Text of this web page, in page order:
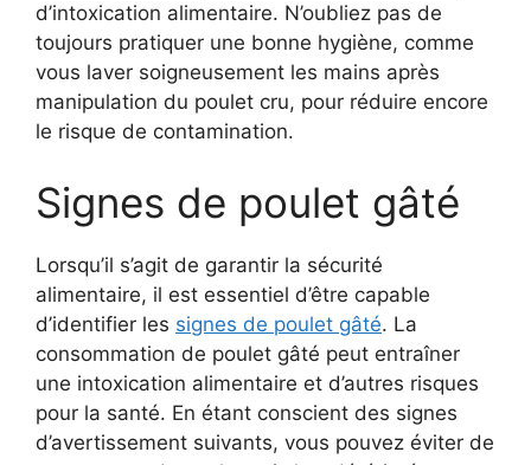
d’intoxication alimentaire. N’oubliez pas de
toujours pratiquer une bonne hygiène, comme
vous laver soigneusement les mains après
manipulation du poulet cru, pour réduire encore
le risque de contamination.
Signes de poulet gâté
Lorsqu’il s’agit de garantir la sécurité
alimentaire, il est essentiel d’être capable
d’identifier les signes de poulet gâté. La
consommation de poulet gâté peut entraîner
une intoxication alimentaire et d’autres risques
pour la santé. En étant conscient des signes
d’avertissement suivants, vous pouvez éviter de